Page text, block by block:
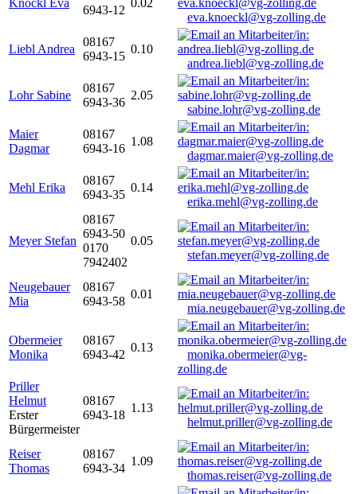
Knöckl Eva
6943-12
0.02
eva.knoeckl@vg-zolling.de
Liebl Andrea
08167
6943-15
0.10
andrea.liebl@vg-zolling.de
Lohr Sabine
08167
6943-36
2.05
sabine.lohr@vg-zolling.de
Maier
Dagmar
08167
6943-16
1.08
dagmar.maier@vg-zolling.de
Mehl Erika
08167
6943-35
0.14
erika.mehl@vg-zolling.de
Meyer Stefan
08167
6943-50
0170
7942402
0.05
stefan.meyer@vg-zolling.de
Neugebauer
Mia
08167
6943-58
0.01
mia.neugebauer@vg-zolling.de
Obermeier
Monika
08167
6943-42
0.13
monika.obermeier@vg-
zolling.de
Priller
Helmut
Erster
Bürgermeister
08167
6943-18
1.13
helmut.priller@vg-zolling.de
Reiser
Thomas
08167
6943-34
1.09
thomas.reiser@vg-zolling.de